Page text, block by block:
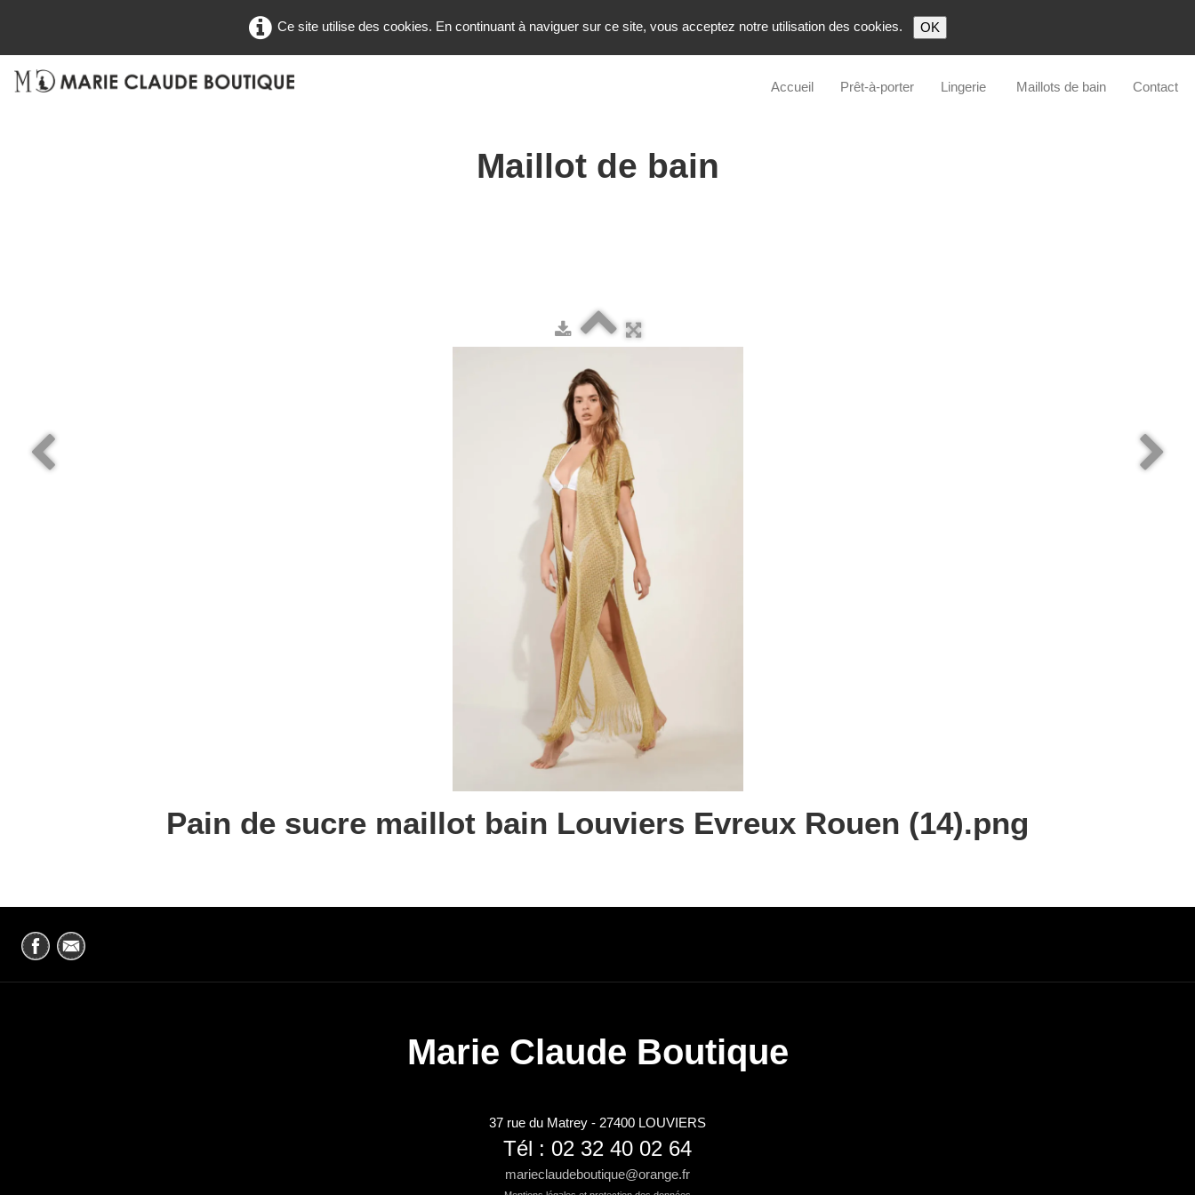
Ce site utilise des cookies. En continuant à naviguer sur ce site, vous acceptez notre utilisation des cookies. OK
Accueil Prêt-à-porter Lingerie Maillots de bain Contact
Maillot de bain
Pain de sucre maillot bain Louviers Evreux Rouen (14).png
Marie Claude Boutique
37 rue du Matrey - 27400 LOUVIERS
Tél : 02 32 40 02 64
marieclaudeboutique@orange.fr